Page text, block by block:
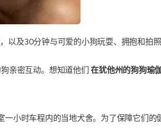
以及30分钟与可爱的小狗玩耍、拥抱和拍
亲密互动。想知道他们在犹他州的狗狗瑜伽
小时车程内的当地犬舍。为了保障它们的